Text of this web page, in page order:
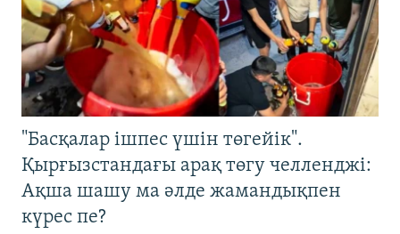
"Басқалар ішпес үшін төгейік".
Қырғызстандағы арақ төгу челленджі:
Ақша шашу ма әлде жамандықпен
күрес пе?